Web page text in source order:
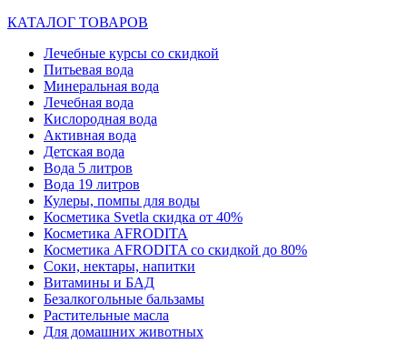
КАТАЛОГ ТОВАРОВ
Лечебные курсы со скидкой
Питьевая вода
Минеральная вода
Лечебная вода
Кислородная вода
Активная вода
Детская вода
Вода 5 литров
Вода 19 литров
Кулеры, помпы для воды
Косметика Svetla скидка от 40%
Косметика AFRODITA
Косметика AFRODITA со скидкой до 80%
Соки, нектары, напитки
Витамины и БАД
Безалкогольные бальзамы
Растительные масла
Для домашних животных